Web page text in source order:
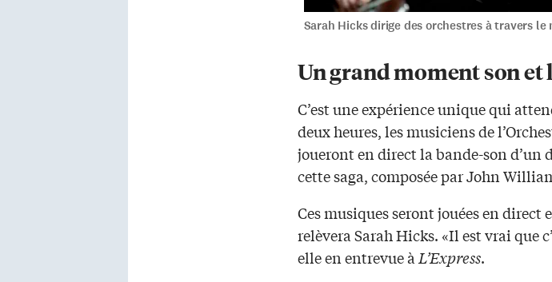
Sarah Hicks dirige des orchestres à travers le
Un grand moment son
C’est une expérience unique qui
deux heures, les musiciens de
joueront en direct la bande-son d’un
cette saga, composée par John
Ces musiques seront jouées en
relèvera Sarah Hicks. «Il est vrai que
elle en entrevue à L’Express.